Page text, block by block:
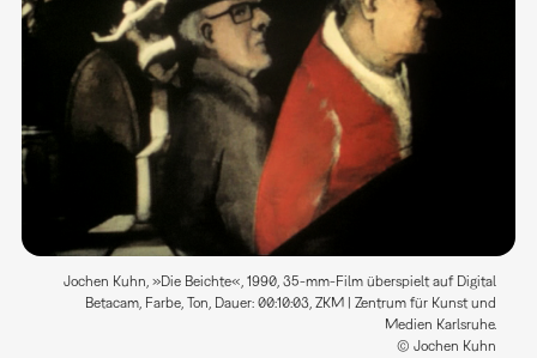
Jochen Kuhn, »Die Beichte«, 1990, 35-mm-Film überspielt auf Digital
Betacam, Farbe, Ton, Dauer: 00:10:03, ZKM | Zentrum für Kunst und
Medien Karlsruhe.
© Jochen Kuhn